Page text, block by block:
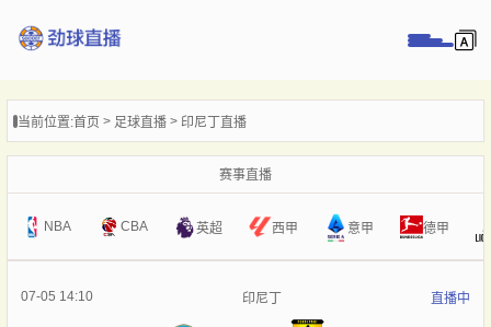
播
像
闻
当前位置:首页 足球直播 印尼丁直播
赛事直播
NBA CBA 英超 西甲 意甲 德甲
07-05 14:10 印尼丁 直播中